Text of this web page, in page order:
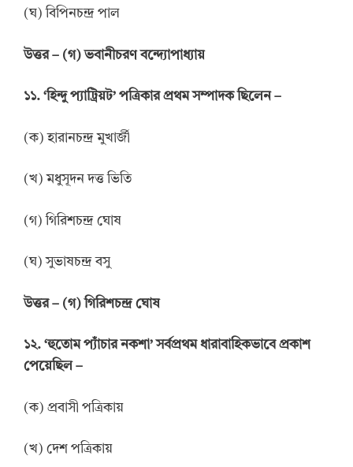
(ঘ) বিপিনচন্দ্র পাল
উত্তর– (গ) ভবানীচরণ বন্দ্যোপাধ্যায়
১১. ‘হিন্দু প্যাট্রিয়ট’ পত্রিকার প্রথম সম্পাদক ছিলেন –
(ক) হারানচন্দ্র মুখার্জী
(খ) মধুসূদন দত্ত ভিতি
(গ) গিরিশচন্দ্র ঘোষ
(ঘ) সুভাষচন্দ্র বসু
উত্তর– (গ) গিরিশচন্দ্র ঘোষ
১২. ‘হুতোম প্যাঁচার নকশা’ সর্বপ্রথম ধারাবাহিকভাবে প্রকাশ
পেয়েছিল –
(ক) প্রবাসী পত্রিকায়
(খ) দেশ পত্রিকায়